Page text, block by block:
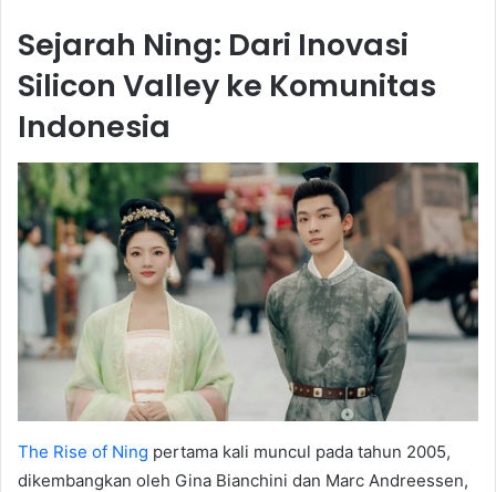
Sejarah Ning: Dari Inovasi
Silicon Valley ke Komunitas
Indonesia
The Rise of Ning pertama kali muncul pada tahun 2005,
dikembangkan oleh Gina Bianchini dan Marc Andreessen,